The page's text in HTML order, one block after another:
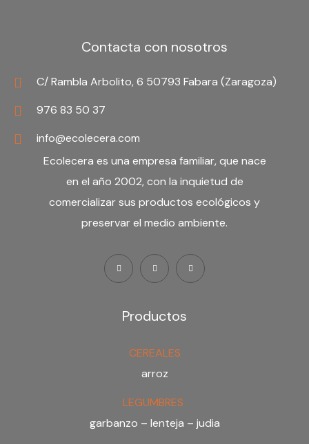
Contacta con nosotros
C/ Rambla Arbolito, 6 50793 Fabara (Zaragoza)
976 83 50 37
info@ecolecera.com
Ecolecera es una empresa familiar, que nace
en el año 2002, con la inquietud de
comercializar sus productos ecológicos y
preservar el medio ambiente.
Productos
CEREALES
arroz
LEGUMBRES
garbanzo – lenteja – judia